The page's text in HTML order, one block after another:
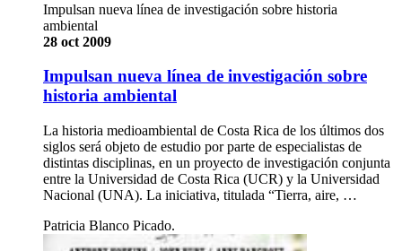
Impulsan nueva línea de investigación sobre historia
ambiental
28 oct 2009
Impulsan nueva línea de investigación sobre
historia ambiental
La historia medioambiental de Costa Rica de los últimos dos
siglos será objeto de estudio por parte de especialistas de
distintas disciplinas, en un proyecto de investigación conjunta
entre la Universidad de Costa Rica (UCR) y la Universidad
Nacional (UNA). La iniciativa, titulada “Tierra, aire, …
Patricia Blanco Picado.